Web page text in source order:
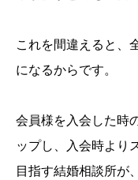
これを間違えると、
になるからです。
会員様を入会した時
ップし、入会時より
目指す結婚相談所が